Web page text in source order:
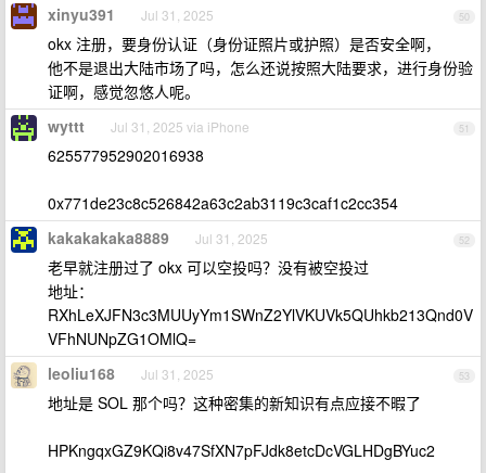
50
xinyu391 Jul 31, 2025
okx 注册，要身份认证（身份证照片或护照）是否安全啊，
他不是退出大陆市场了吗，怎么还说按照大陆要求，进行身份验
证啊，感觉忽悠人呢。
51
wyttt Jul 31, 2025 via iPhone
625577952902016938
0x771de23c8c526842a63c2ab3119c3caf1c2cc354
52
kakakakaka8889 Jul 31, 2025
老早就注册过了 okx 可以空投吗？没有被空投过
地址：
RXhLeXJFN3c3MUUyYm1SWnZ2YlVKUVk5QUhkb213Qnd0V
VFhNUNpZG1OMlQ=
53
leoliu168 Jul 31, 2025
地址是 SOL 那个吗？这种密集的新知识有点应接不暇了
HPKngqxGZ9KQi8v47SfXN7pFJdk8etcDcVGLHDgBYuc2